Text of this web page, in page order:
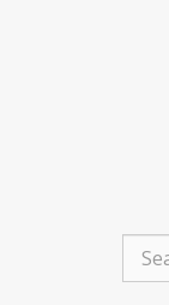
actuellement à
organique est
populaire pour le
érectile, du bien-